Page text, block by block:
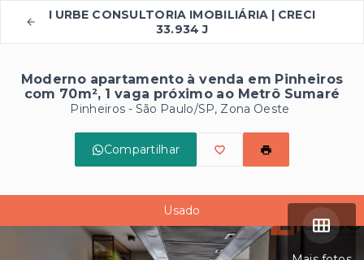
I URBE CONSULTORIA IMOBILIÁRIA | CRECI
33.934 J
Moderno apartamento à venda em Pinheiros
com 70m², 1 vaga próximo ao Metrô Sumaré
Pinheiros - São Paulo/SP, Zona Oeste
Compartilhar
Usado